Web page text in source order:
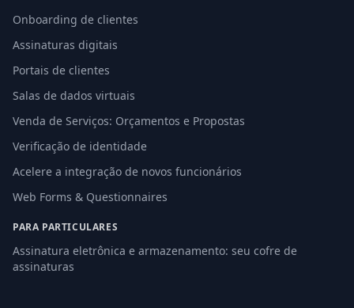
Onboarding de clientes
Assinaturas digitais
Portais de clientes
Salas de dados virtuais
Venda de Serviços: Orçamentos e Propostas
Verificação de identidade
Acelere a integração de novos funcionários
Web Forms & Questionnaires
PARA PARTICULARES
Assinatura eletrônica e armazenamento: seu cofre de
assinaturas